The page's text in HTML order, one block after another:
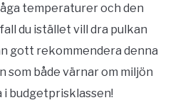
temperaturer och den
du istället vill dra pulkan
gott rekommendera denna
som både värnar om miljön
budgetprisklassen!